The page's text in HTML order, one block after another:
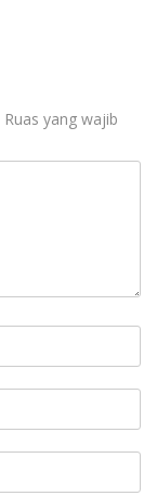
Ruas yang wajib